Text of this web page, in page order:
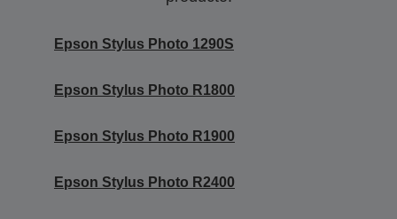
Epson Stylus Photo 1290S
Epson Stylus Photo R1800
Epson Stylus Photo R1900
Epson Stylus Photo R2400